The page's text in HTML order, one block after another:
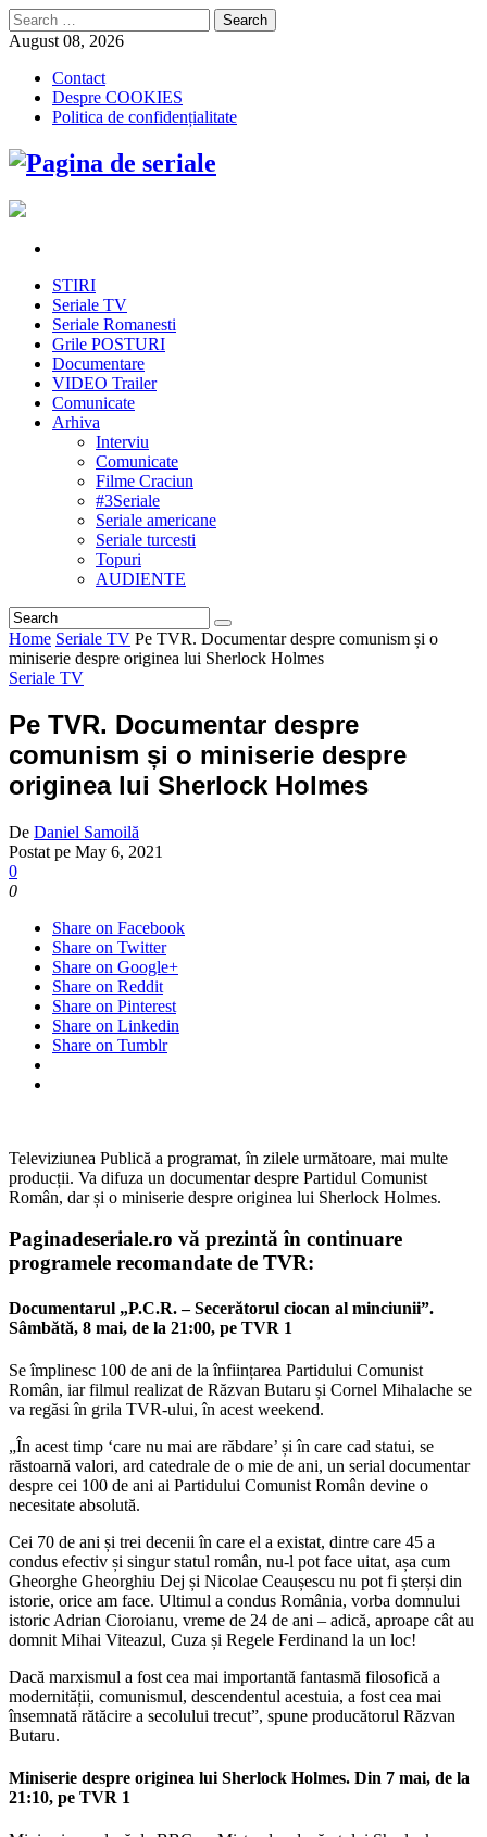
Search
for:
August 08, 2026
Contact
Despre COOKIES
Politica de confidențialitate
STIRI
Seriale TV
Seriale Romanesti
Grile POSTURI
Documentare
VIDEO Trailer
Comunicate
Arhiva
Interviu
Comunicate
Filme Craciun
#3Seriale
Seriale americane
Seriale turcesti
Topuri
AUDIENTE
Home Seriale TV Pe TVR. Documentar despre comunism și o
miniserie despre originea lui Sherlock Holmes
Seriale TV
Pe TVR. Documentar despre
comunism și o miniserie despre
originea lui Sherlock Holmes
De Daniel Samoilă
Postat pe May 6, 2021
0
0
Share on Facebook
Share on Twitter
Share on Google+
Share on Reddit
Share on Pinterest
Share on Linkedin
Share on Tumblr
Televiziunea Publică a programat, în zilele următoare, mai multe
producții. Va difuza un documentar despre Partidul Comunist
Român, dar și o miniserie despre originea lui Sherlock Holmes.
Paginadeseriale.ro vă prezintă în continuare
programele recomandate de TVR:
Documentarul „P.C.R. – Secerătorul ciocan al minciunii”.
Sâmbătă, 8 mai, de la 21:00, pe TVR 1
Se împlinesc 100 de ani de la înființarea Partidului Comunist
Român, iar filmul realizat de Răzvan Butaru și Cornel Mihalache se
va regăsi în grila TVR-ului, în acest weekend.
„În acest timp ‘care nu mai are răbdare’ și în care cad statui, se
răstoarnă valori, ard catedrale de o mie de ani, un serial documentar
despre cei 100 de ani ai Partidului Comunist Român devine o
necesitate absolută.
Cei 70 de ani și trei decenii în care el a existat, dintre care 45 a
condus efectiv și singur statul român, nu-l pot face uitat, așa cum
Gheorghe Gheorghiu Dej și Nicolae Ceaușescu nu pot fi șterși din
istorie, orice am face. Ultimul a condus România, vorba domnului
istoric Adrian Cioroianu, vreme de 24 de ani – adică, aproape cât au
domnit Mihai Viteazul, Cuza și Regele Ferdinand la un loc!
Dacă marxismul a fost cea mai importantă fantasmă filosofică a
modernității, comunismul, descendentul acestuia, a fost cea mai
însemnată rătăcire a secolului trecut”, spune producătorul Răzvan
Butaru.
Miniserie despre originea lui Sherlock Holmes. Din 7 mai, de la
21:10, pe TVR 1